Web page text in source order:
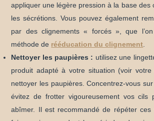
appliquer une légère pression à la base des
les sécrétions.
Vous pouvez également
par des clignements « forcés », que
méthode de rééducation du clignement
Nettoyer les paupières : utilisez une
produit adapté à votre situation (voir votre
nettoyer les paupières. Concentrez-vous
évitez de frotter vigoureusement vos cils
abîmer. Il est recommandé de répéter